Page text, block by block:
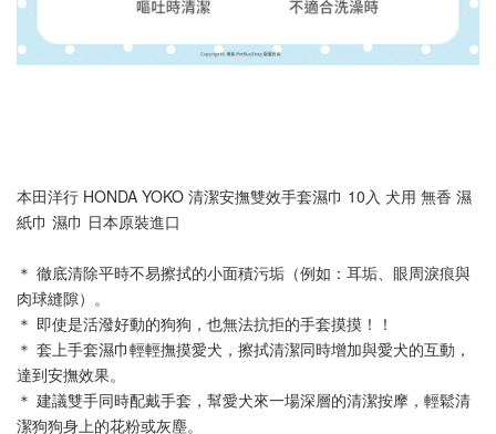
本田洋行 HONDA YOKO 清潔安撫雙效手套濕巾 10入 犬用 無香 濕
紙巾 濕巾 日本原裝進口
＊ 徹底清除平時不易擦拭的小面積污垢（例如：耳垢、眼周淚痕與
肉球縫隙）。
＊ 即使是活潑好動的狗狗，也無法抗拒的手套摸摸！！
＊ 套上手套濕巾輕輕撫摸愛犬，擦拭清潔同時增加與愛犬的互動，
達到安撫效果。
＊ 建議雙手同時配戴手套，幫愛犬來一場深層的清潔按摩，輕鬆清
潔狗狗身上的花粉或灰塵。